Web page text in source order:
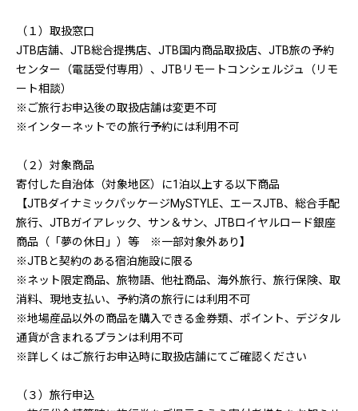
（１）取扱窓口
JTB店舗、JTB総合提携店、JTB国内商品取扱店、JTB旅の予約
センター（電話受付専用）、JTBリモートコンシェルジュ（リモ
ート相談）
※ご旅行お申込後の取扱店舗は変更不可
※インターネットでの旅行予約には利用不可
（２）対象商品
寄付した自治体（対象地区）に1泊以上する以下商品
【JTBダイナミックパッケージMySTYLE、エースJTB、総合手配
旅行、JTBガイアレック、サン＆サン、JTBロイヤルロード銀座
商品（「夢の休日」）等 ※一部対象外あり】
※JTBと契約のある宿泊施設に限る
※ネット限定商品、旅物語、他社商品、海外旅行、旅行保険、取
消料、現地支払い、予約済の旅行には利用不可
※地場産品以外の商品を購入できる金券類、ポイント、デジタル
通貨が含まれるプランは利用不可
※詳しくはご旅行お申込時に取扱店舗にてご確認ください
（３）旅行申込